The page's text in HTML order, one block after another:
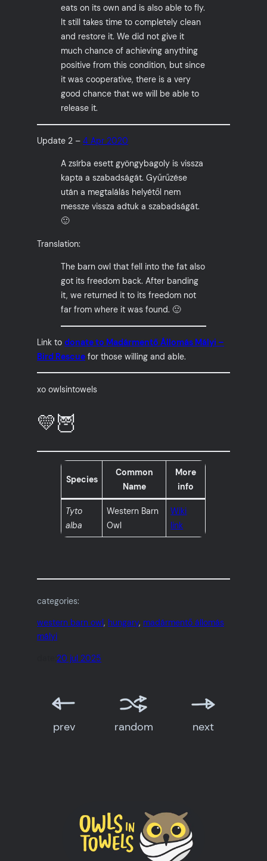
eats on its own and is also able to fly.
It still takes time to completely clean
and restore it. We did not give it
much chance of achieving anything
positive from this condition, but since
it was cooperative, there is a very
good chance that we will be able to
release it.
Update 2 –4 Apr 2020
A zsírba esett gyöngybagoly is vissza
kapta a szabadságát. Gyűrűzése
után a megtalálás helyétől nem
messze vissza adtuk a szabadságát.
🙂
Translation:
The barn owl that fell into the fat also
got its freedom back. After banding
it, we returned it to its freedom not
far from where it was found. 🙂
Link todonate to Madármentő Állomás Mályi –
Bird Rescue for those willing and able.
xo owlsintowels
💛🦉
Species
Common
Name
More
info
Tyto
alba
Western Barn
Owl
Wiki
link
categories:
western barn owl, hungary, madármentő állomás
mályi
20 jul 2025
prev random next